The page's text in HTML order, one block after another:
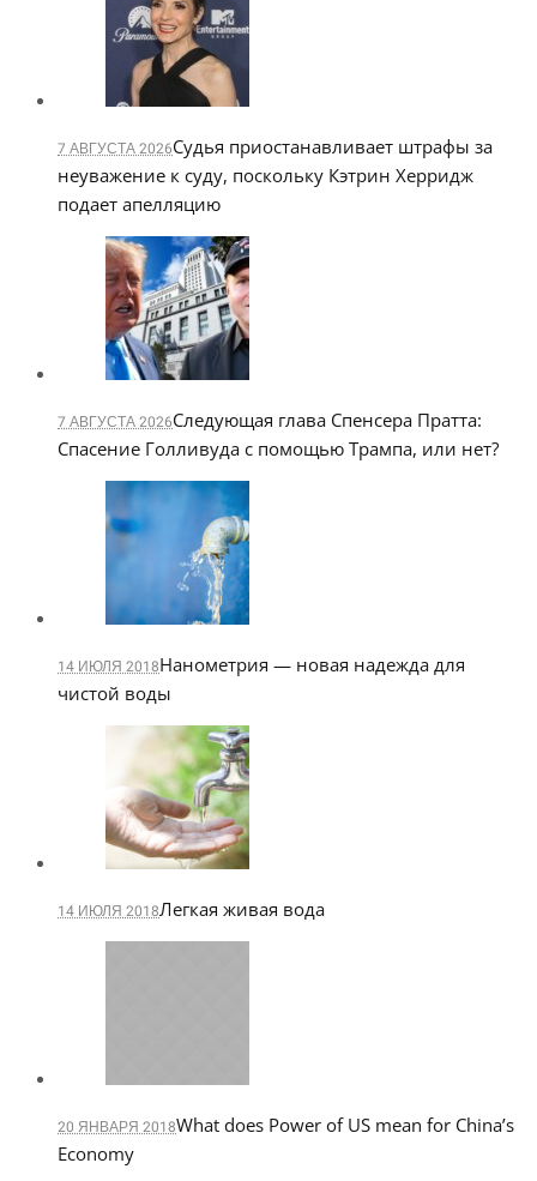
7 АВГУСТА 2026Судья приостанавливает штрафы за
неуважение к суду, поскольку Кэтрин Херридж
подает апелляцию
7 АВГУСТА 2026Следующая глава Спенсера Пратта:
Спасение Голливуда с помощью Трампа, или нет?
14 ИЮЛЯ 2018Нанометрия — новая надежда для
чистой воды
14 ИЮЛЯ 2018Легкая живая вода
20 ЯНВАРЯ 2018What does Power of US mean for China’s
Economy